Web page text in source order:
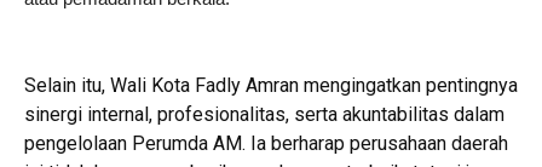
Selain itu, Wali Kota Fadly Amran mengingatkan pentingnya
sinergi internal, profesionalitas, serta akuntabilitas dalam
pengelolaan Perumda AM. Ia berharap perusahaan daerah